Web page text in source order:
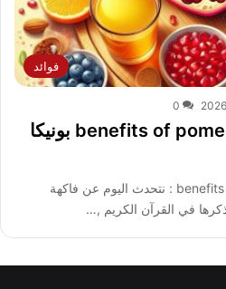
فوائد
0
فوائد الرمان benefits of pomegranate بونيكا
فوائد الرمان benefits of pomegranate : نتحدث اليوم عن فاكهة
ذكرها في القرآن الكريم ,…